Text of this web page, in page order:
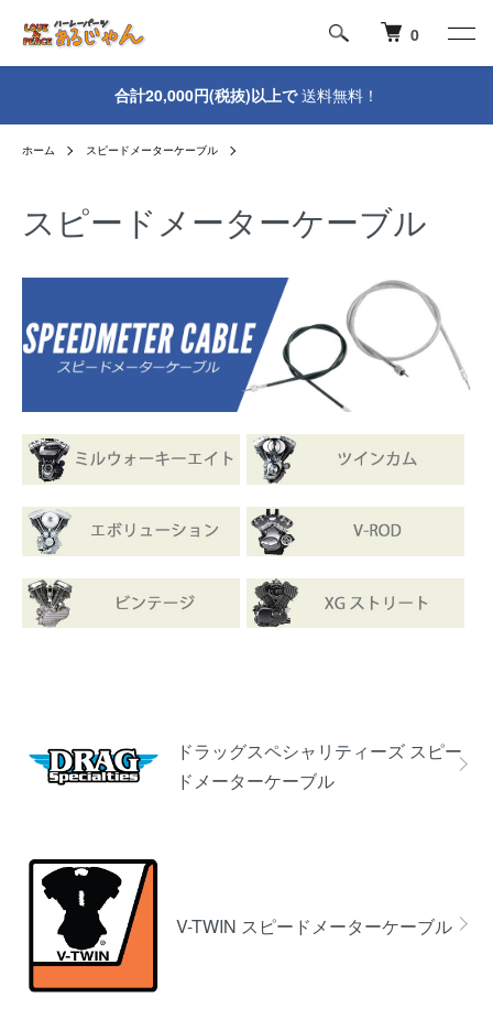
0
合計20,000円(税抜)以上で送料無料！
ホーム スピードメーターケーブル
スピードメーターケーブル
ドラッグスペシャリティーズ スピー
ドメーターケーブル
V-TWIN スピードメーターケーブル